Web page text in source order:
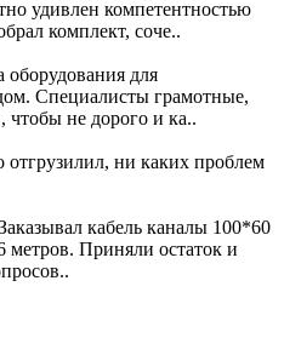
удивлен компетентностью
комплект, соче..
для
Специалисты грамотные,
чтобы не дорого и ка..
ни каких проблем
кабель каналы 100*60
метров. Приняли остаток и